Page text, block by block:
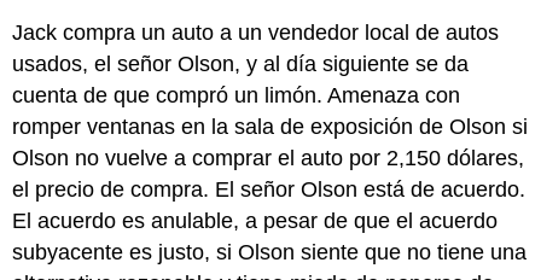
Jack compra un auto a un vendedor local de autos
usados, el señor Olson, y al día siguiente se da
cuenta de que compró un limón. Amenaza con
romper ventanas en la sala de exposición de Olson si
Olson no vuelve a comprar el auto por 2,150 dólares,
el precio de compra. El señor Olson está de acuerdo.
El acuerdo es anulable, a pesar de que el acuerdo
subyacente es justo, si Olson siente que no tiene una